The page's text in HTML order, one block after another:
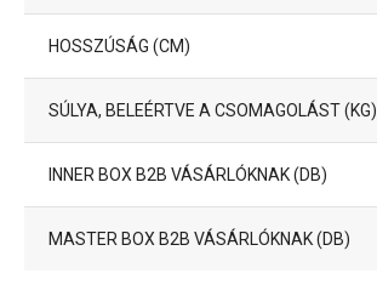
HOSSZÚSÁG (CM)
SÚLYA, BELEÉRTVE A CSOMAGOLÁST (KG)
INNER BOX B2B VÁSÁRLÓKNAK (DB)
MASTER BOX B2B VÁSÁRLÓKNAK (DB)